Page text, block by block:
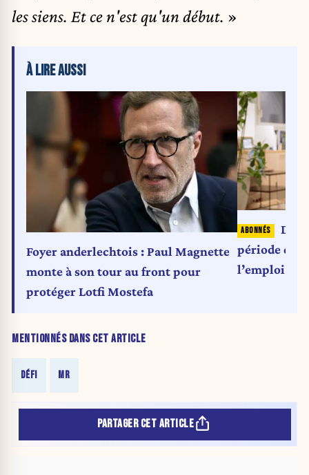
les siens. Et ce n'est qu'un début. »
MENTIONNÉS DANS CET ARTICLE
DÉFI MR
À LIRE AUSSI
Foyer anderlechtois : Paul Magnette
monte à son tour au front pour
protéger Lotfi Mostefa
période
l’emploi
PARTAGER CET ARTICLE